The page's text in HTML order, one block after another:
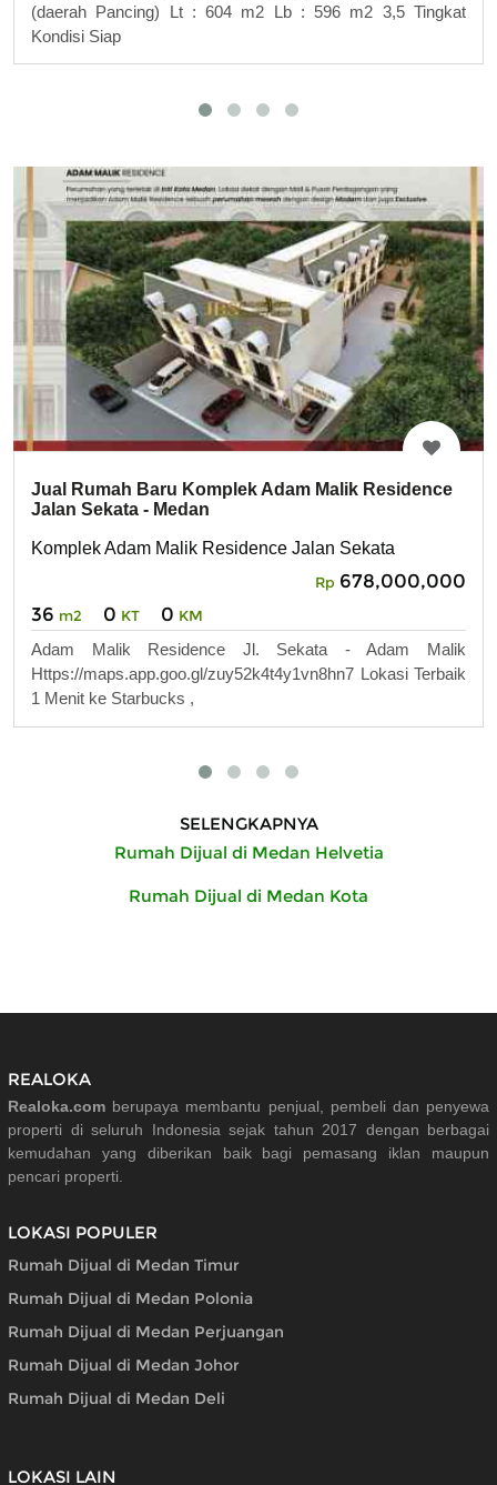
(daerah Pancing) Lt : 604 m2 Lb : 596 m2 3,5 Tingkat
Kondisi Siap
Jual Rumah Baru Komplek Adam Malik Residence
Jalan Sekata - Medan
Komplek Adam Malik Residence Jalan Sekata
Rp 678,000,000
36 m2 0 KT 0 KM
Adam Malik Residence Jl. Sekata - Adam Malik
Https://maps.app.goo.gl/zuy52k4t4y1vn8hn7 Lokasi Terbaik
1 Menit ke Starbucks ,
SELENGKAPNYA
Rumah Dijual di Medan Helvetia
Rumah Dijual di Medan Kota
REALOKA
Realoka.com berupaya membantu penjual, pembeli dan penyewa
properti di seluruh Indonesia sejak tahun 2017 dengan berbagai
kemudahan yang diberikan baik bagi pemasang iklan maupun
pencari properti.
LOKASI POPULER
Rumah Dijual di Medan Timur
Rumah Dijual di Medan Polonia
Rumah Dijual di Medan Perjuangan
Rumah Dijual di Medan Johor
Rumah Dijual di Medan Deli
LOKASI LAIN